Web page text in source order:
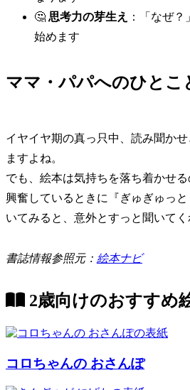
🤔 思考力の芽生え
：「なぜ
始めます
ママ・パパへのひとこ
イヤイヤ期の真っ只中、読み聞か
ますよね。
でも、絵本は気持ちを落ち着かせる
興奮しているときに『ぎゅぎゅっ
いてみると、意外とすっと聞いてく
書誌情報参照元： 絵本ナビ
2歳向けのおすすめ
コロちゃんの おさんぽ